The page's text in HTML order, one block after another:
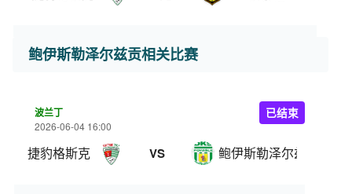
鲍伊斯勒泽尔兹贡相关比赛
波兰丁
2026-06-04 16:00
捷豹格斯克 VS 鲍伊斯勒泽尔兹贡
已结束